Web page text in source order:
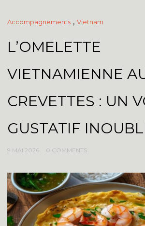
Accompagnements , Vietnam
L’OMELETTE
VIETNAMIENNE
CREVETTES : UN
GUSTATIF
9 MAI 2026 0 COMMENTS